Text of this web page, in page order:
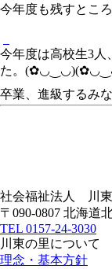
今年度も残すとこ
今年度は高校生3人
た。
卒業、進級するみ
社会福祉法人
川
〒090-0807 北海道
TEL 0157-24-3030
川東の里について
理念・基本方針